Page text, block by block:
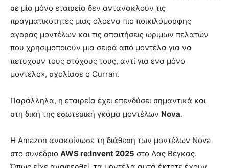
σε μία μόνο εταιρεία δεν αντανακλούν τις
πραγματικότητες μιας ολοένα πιο ποικιλόμορφης
αγοράς μοντέλων και τις απαιτήσεις ώριμων πελατών
που χρησιμοποιούν μια σειρά από μοντέλα για να
πετύχουν τους στόχους τους, αντί για ένα μόνο
μοντέλο», σχολίασε ο Curran.
Παράλληλα, η εταιρεία έχει επενδύσει σημαντικά και
στη δική της εσωτερική γκάμα μοντέλων Nova.
Η Amazon ανακοίνωσε τη διάθεση των μοντέλων Nova
στο συνέδριο AWS re:Invent 2025 στο Λας Βέγκας.